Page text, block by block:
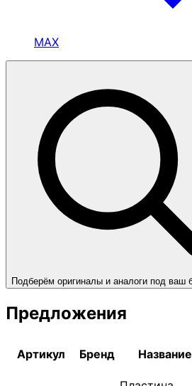
MAX
Подберём оригиналы и аналоги под ваш
Предложения
Артикул Бренд Название